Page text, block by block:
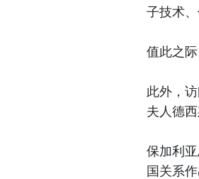
子技术
值此之际
此外，
夫人德
保加利
国关系